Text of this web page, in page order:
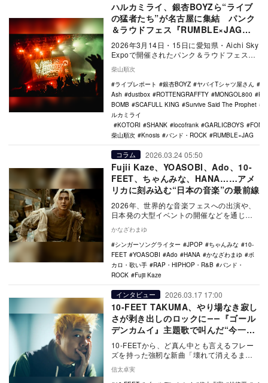
ハルカミライ、銀杏BOYZら“ライブ
の猛者たち”が名古屋に集結 パンク
＆ラウドフェス『RUMBLE×JAG
2026』2日間を徹底レポ
2026年3月14日・15日に愛知県・Aichi Sky
Expoで開催されたパンク＆ラウドフェス
柴山順次
ライブレポート
銀杏BOYZ ヤバイTシャツ屋さん
Ash
dustbox ROTTENGRAFFTY MONGOL800
BOMB
SCAFULL KING Survive Said The Prophet
ルカミライ
KOTORI
SHANK locofrank GARLICBOYS
柴山順次
Knosis バンド・ROCK RUMBLE×JAG
コラム 2026.03.24 05:50
Fujii Kaze、YOASOBI、Ado、10-
FEET、ちゃんみな、HANA……アメ
リカに刻み込む“日本の音楽”の最前線
2026年、世界的な音楽フェスへの出演や、
日本発の大型イベントの開催などを通じ
せつつある。…
かなざわまゆ
シンガーソングライター
JPOP ちゃんみな
10-
FEET
YOASOBI Ado HANA かなざわまゆ
ボ
カロ・歌い手
RAP・HIPHOP・R&B
バンド・
ROCK
Fujii Kaze
インタビュー 2026.03.17 17:00
10-FEET TAKUMA、やり場なき寂し
さが剥き出しのロックに――『ゴール
デンカムイ』主題歌で叫んだ“今一番
言いたいこと”
10-FEETから、ど真ん中とも言えるフレー
ズを持った強靭な新曲「壊れて消えるま
で」が届いた。映画『ゴールデンカムイ 網
走監獄襲…
信太卓実